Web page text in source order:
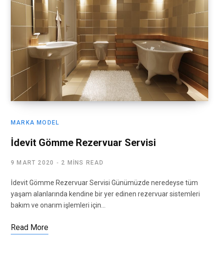
MARKA MODEL
İdevit Gömme Rezervuar Servisi
9 MART 2020 2 MINS READ
İdevit Gömme Rezervuar Servisi Günümüzde neredeyse tüm
yaşam alanlarında kendine bir yer edinen rezervuar sistemleri
bakım ve onarım işlemleri için…
Read More